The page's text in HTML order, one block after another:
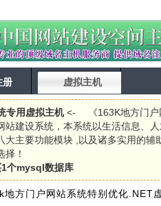
册 虚拟主机
专用虚拟主机<- 《163K地方门户
站建设系统，本系统以生活信息、
大主要功能模块 ,以及诸多实用的
！
个mysql数据库
地方门户网站系统特别优化.NET